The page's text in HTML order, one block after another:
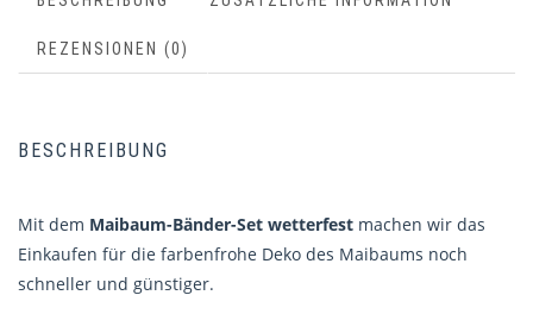
REZENSIONEN (0)
BESCHREIBUNG
Mit dem Maibaum-Bänder-Set wetterfest machen wir das
Einkaufen für die farbenfrohe Deko des Maibaums noch
schneller und günstiger.